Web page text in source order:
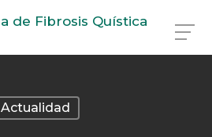
Actualidad